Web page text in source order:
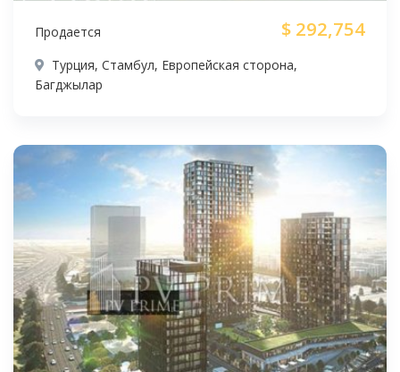
Продается $ 292,754
Турция, Стамбул, Европейская сторона,
Багджылар